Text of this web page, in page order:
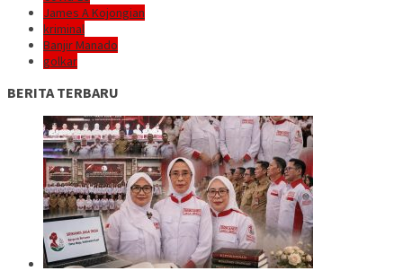
James A Kojongian
kriminal
Banjir Manado
golkar
BERITA TERBARU